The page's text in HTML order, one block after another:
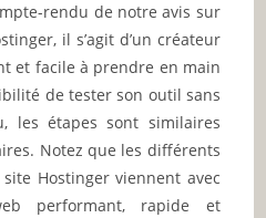
rendu de notre avis sur
il s’agit d’un créateur
et facile à prendre en main
de tester son outil sans
les étapes sont similaires
Notez que les différents
Hostinger viennent avec
performant, rapide et